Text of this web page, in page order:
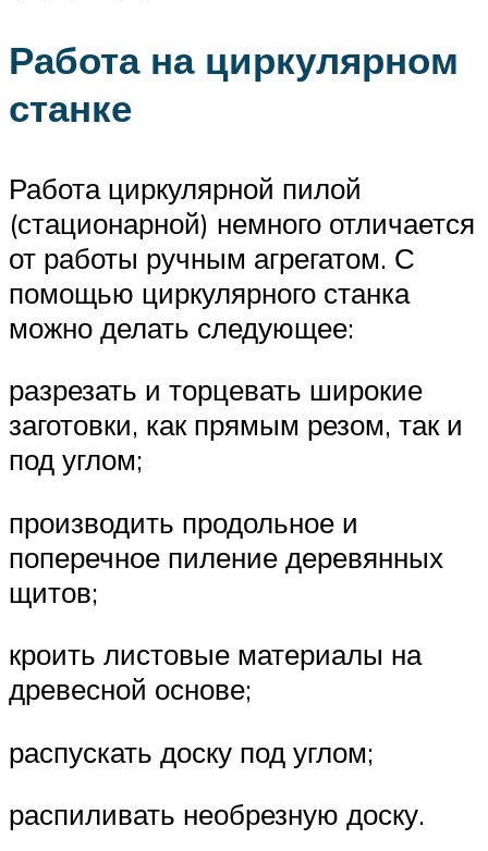
Работа на циркулярном
станке
Работа циркулярной пилой
(стационарной) немного отличается
от работы ручным агрегатом. С
помощью циркулярного станка
можно делать следующее:
разрезать и торцевать широкие
заготовки, как прямым резом, так и
под углом;
производить продольное и
поперечное пиление деревянных
щитов;
кроить листовые материалы на
древесной основе;
распускать доску под углом;
распиливать необрезную доску.